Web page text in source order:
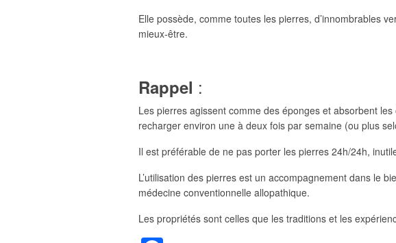
Elle possède, comme toutes les pierres, d’innombrables
mieux-être.
Rappel :
Les pierres agissent comme des éponges et absorbent
recharger environ une à deux fois par semaine (ou plus
Il est préférable de ne pas porter les pierres 24h/24h,
L’utilisation des pierres est un accompagnement dans le
médecine conventionnelle allopathique.
Les propriétés sont celles que les traditions et les